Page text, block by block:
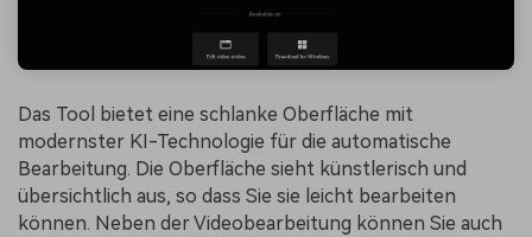
Das Tool bietet eine schlanke Oberfläche mit
modernster KI-Technologie für die automatische
Bearbeitung. Die Oberfläche sieht künstlerisch und
übersichtlich aus, so dass Sie sie leicht bearbeiten
können. Neben der Videobearbeitung können Sie auch